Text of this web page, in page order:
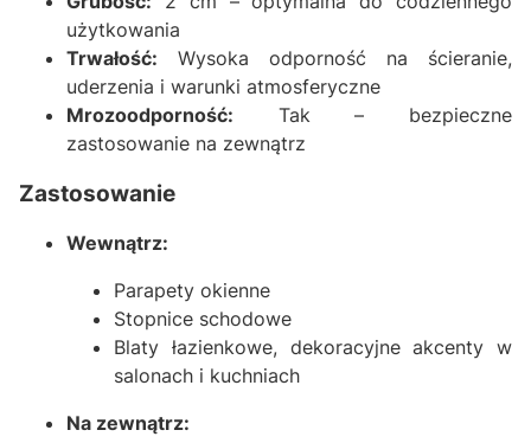
użytkowania
Trwałość: Wysoka odporność na ścieranie,
uderzenia i warunki atmosferyczne
Mrozoodporność: Tak – bezpieczne
zastosowanie na zewnątrz
Zastosowanie
Wewnątrz:
Parapety okienne
Stopnice schodowe
Blaty łazienkowe, dekoracyjne akcenty w
salonach i kuchniach
Na zewnątrz: